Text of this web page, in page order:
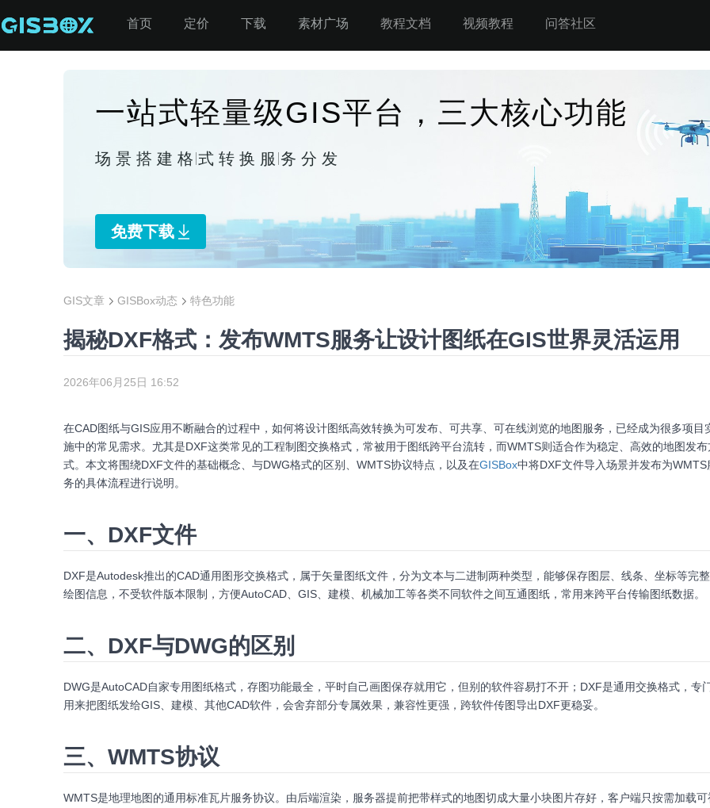
首页 定价 下载 素材广场 教程文档 视频教程 问答社区
一站式轻量级GIS平台，三大核心功能
场景搭建 格式转换 服务分发
免费下载
GIS文章 GISBox动态 特色功能
揭秘DXF格式：发布WMTS服务让设计图纸在GIS世界灵活运用
2026年06月25日 16:52
在CAD图纸与GIS应用不断融合的过程中，如何将设计图纸高效转换为可发布、可共享、可在线浏览的地图服务，已经成为很多项目
施中的常见需求。尤其是DXF这类常见的工程制图交换格式，常被用于图纸跨平台流转，而WMTS则适合作为稳定、高效的地图发布
式。本文将围绕DXF文件的基础概念、与DWG格式的区别、WMTS协议特点，以及在GISBox中将DXF文件导入场景并发布为WMTS
务的具体流程进行说明。
一、DXF文件
DXF是Autodesk推出的CAD通用图形交换格式，属于矢量图纸文件，分为文本与二进制两种类型，能够保存图层、线条、坐标等完整
绘图信息，不受软件版本限制，方便AutoCAD、GIS、建模、机械加工等各类不同软件之间互通图纸，常用来跨平台传输图纸数据。
二、DXF与DWG的区别
DWG是AutoCAD自家专用图纸格式，存图功能最全，平时自己画图保存就用它，但别的软件容易打不开；DXF是通用交换格式，专
用来把图纸发给GIS、建模、其他CAD软件，会舍弃部分专属效果，兼容性更强，跨软件传图导出DXF更稳妥。
三、WMTS协议
WMTS是地理地图的通用标准瓦片服务协议。由后端渲染，服务器提前把带样式的地图切成大量小块图片存好，客户端只按需加载可